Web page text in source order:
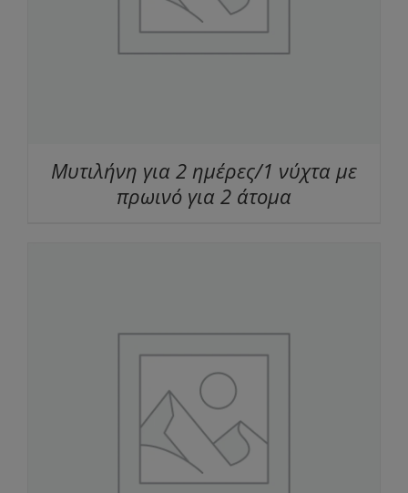
Μυτιλήνη για 2 ημέρες/1 νύχτα με
πρωινό για 2 άτομα